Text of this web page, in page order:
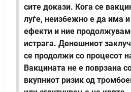
сите докази. Кога се
луѓе, неизбежно е да има
ефекти и ние
истрага. Денешниот
се продолжи со процесот
Вакцината не е поврзана
вкупниот ризик од